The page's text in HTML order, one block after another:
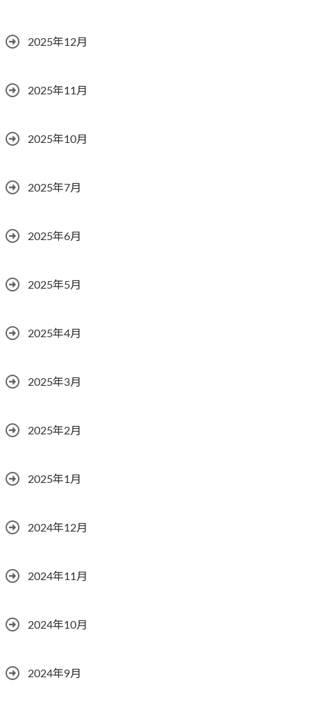
2025年12月
2025年11月
2025年10月
2025年7月
2025年6月
2025年5月
2025年4月
2025年3月
2025年2月
2025年1月
2024年12月
2024年11月
2024年10月
2024年9月